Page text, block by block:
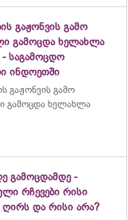
გაჟონვის გამო
გამოცდა ხელახლა
- საგამოცდო
ინდოეთში
გაჟონვის გამო
გამოცდა ხელახლა
გამოცდამდე -
რჩევები რისი
ღირს და რისი არა?